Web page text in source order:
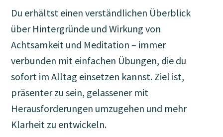
Du erhältst einen verständlichen Überblick
über Hintergründe und Wirkung von
Achtsamkeit und Meditation – immer
verbunden mit einfachen Übungen, die du
sofort im Alltag einsetzen kannst. Ziel ist,
präsenter zu sein, gelassener mit
Herausforderungen umzugehen und mehr
Klarheit zu entwickeln.